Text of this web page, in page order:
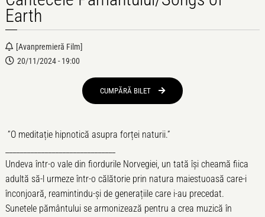
Earth
[avanpremieră Film]
20/11/2024 - 19:00
CUMPĂRĂ BILET
”O meditație hipnotică asupra forței naturii.”
Undeva într-o vale din fiordurile Norvegiei, un tată își cheamă fiica
adultă să-l urmeze într-o călătorie prin natura maiestuoasă care-i
înconjoară, reamintindu-și de generațiile care i-au precedat.
Sunetele pământului se armonizează pentru a crea muzică în